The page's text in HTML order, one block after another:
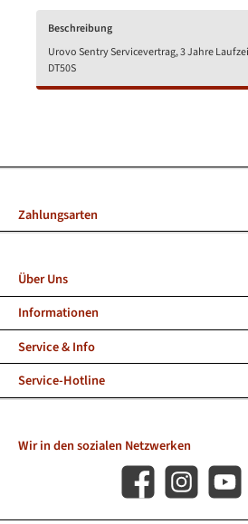
Beschreibung
Urovo Sentry Servicevertrag, 3 Jahre
DT50S
Zahlungsarten
Service-Hotline
Über Uns
Informationen
Service & Info
Wir in den sozialen Netzwerken
Facebook Instagram YouTube